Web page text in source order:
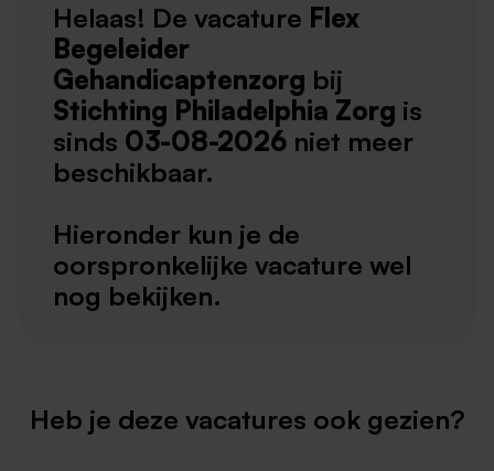
Helaas! De vacature Flex
Begeleider
Gehandicaptenzorg bij
Stichting Philadelphia Zorg is
sinds 03-08-2026 niet meer
beschikbaar.
Hieronder kun je de
oorspronkelijke vacature wel
nog bekijken.
Heb je deze vacatures ook gezien?